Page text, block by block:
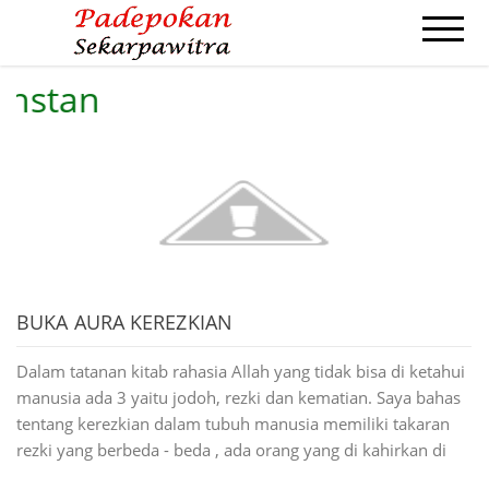
HOME
BUKA AURA KEREZKIAN
Dalam tatanan kitab rahasia Allah yang tidak bisa di ketahui
manusia ada 3 yaitu jodoh, rezki dan kematian. Saya bahas
tentang kerezkian dalam tubuh manusia memiliki takaran
rezki yang berbeda - beda , ada orang yang di kahirkan di